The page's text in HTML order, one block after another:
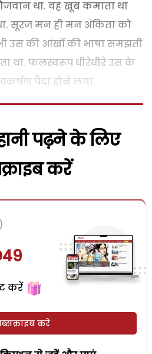
था. वह खूब कमाता था
सूरज मन ही मन अंकिता को
उस की आंखों की भाषा समझती
था. फलस्वरूप धीरेधीरे उस के
पैदा होने लगा.
पढ़ने के लिए
करें
करें
करें